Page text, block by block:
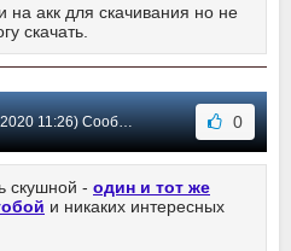
на акк для скачивания но не
скачать.
11:26) Сообщение #7 0
скушной - один и тот же
и никаких интересных